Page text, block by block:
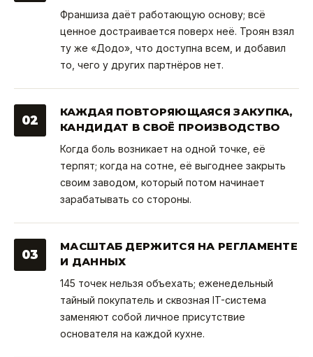
Франшиза даёт работающую основу; всё
ценное достраивается поверх неё. Троян взял
ту же «Додо», что доступна всем, и добавил
то, чего у других партнёров нет.
02
КАЖДАЯ ПОВТОРЯЮЩАЯСЯ ЗАКУПКА,
КАНДИДАТ В СВОЁ ПРОИЗВОДСТВО
Когда боль возникает на одной точке, её
терпят; когда на сотне, её выгоднее закрыть
своим заводом, который потом начинает
зарабатывать со стороны.
03
МАСШТАБ ДЕРЖИТСЯ НА РЕГЛАМЕНТЕ
И ДАННЫХ
145 точек нельзя объехать; еженедельный
тайный покупатель и сквозная IT-система
заменяют собой личное присутствие
основателя на каждой кухне.